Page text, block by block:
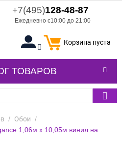
+7(495)128-48-87
Ежедневно с10:00 до 21:00
Корзина пуста
ТОВАРОВ
/ Обои /
1,06м х 10,05м винил на